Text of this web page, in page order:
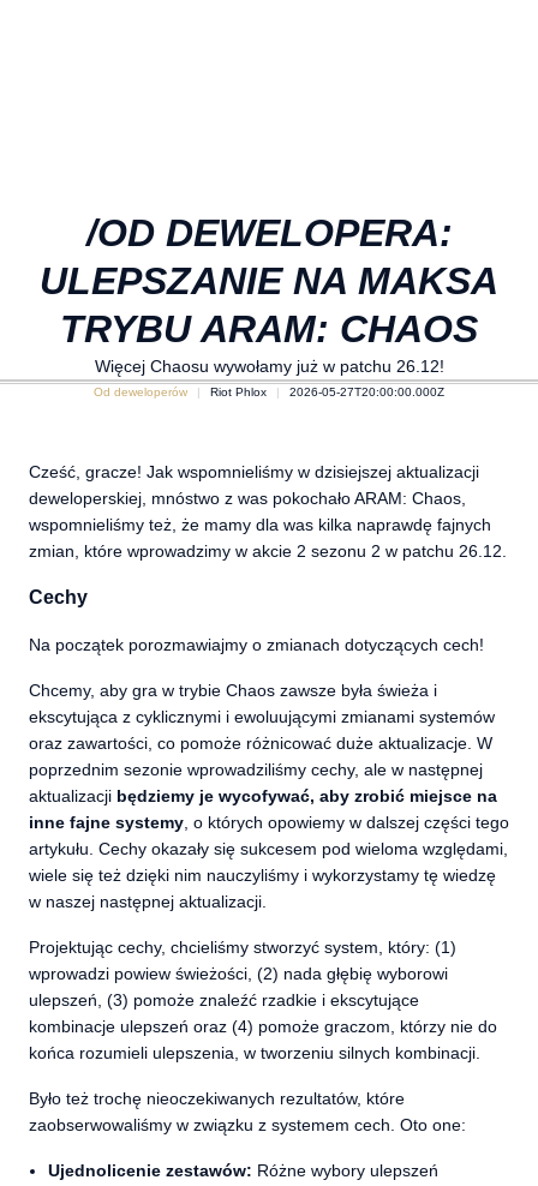
/OD DEWELOPERA:
ULEPSZANIE NA MAKSA
TRYBU ARAM: CHAOS
Więcej Chaosu wywołamy już w patchu 26.12!
Od deweloperów Riot Phlox 2026-05-27T20:00:00.000Z
Cześć, gracze! Jak wspomnieliśmy w dzisiejszej aktualizacji
deweloperskiej, mnóstwo z was pokochało ARAM: Chaos,
wspomnieliśmy też, że mamy dla was kilka naprawdę fajnych
zmian, które wprowadzimy w akcie 2 sezonu 2 w patchu 26.12.
Cechy
Na początek porozmawiajmy o zmianach dotyczących cech!
Chcemy, aby gra w trybie Chaos zawsze była świeża i
ekscytująca z cyklicznymi i ewoluującymi zmianami systemów
oraz zawartości, co pomoże różnicować duże aktualizacje. W
poprzednim sezonie wprowadziliśmy cechy, ale w następnej
aktualizacji będziemy je wycofywać, aby zrobić miejsce na
inne fajne systemy , o których opowiemy w dalszej części tego
artykułu. Cechy okazały się sukcesem pod wieloma względami,
wiele się też dzięki nim nauczyliśmy i wykorzystamy tę wiedzę
w naszej następnej aktualizacji.
Projektując cechy, chcieliśmy stworzyć system, który: (1)
wprowadzi powiew świeżości, (2) nada głębię wyborowi
ulepszeń, (3) pomoże znaleźć rzadkie i ekscytujące
kombinacje ulepszeń oraz (4) pomoże graczom, którzy nie do
końca rozumieli ulepszenia, w tworzeniu silnych kombinacji.
Było też trochę nieoczekiwanych rezultatów, które
zaobserwowaliśmy w związku z systemem cech. Oto one:
Ujednolicenie zestawów: Różne wybory ulepszeń